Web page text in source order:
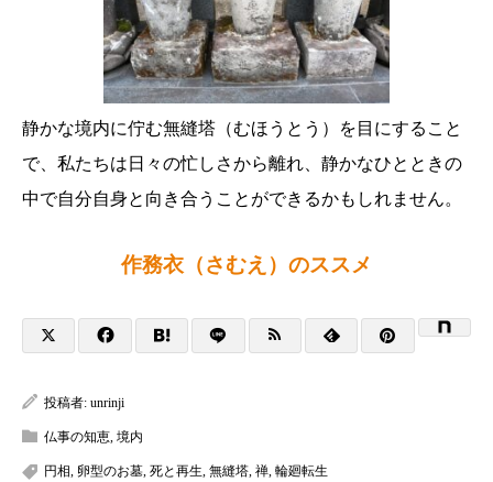
静かな境内に佇む無縫塔（むほうとう）を目にすること
で、私たちは日々の忙しさから離れ、静かなひとときの
中で自分自身と向き合うことができるかもしれません。
作務衣（さむえ）のススメ
投稿者: unrinji
仏事の知恵, 境内
円相, 卵型のお墓, 死と再生, 無縫塔, 禅, 輪廻転生